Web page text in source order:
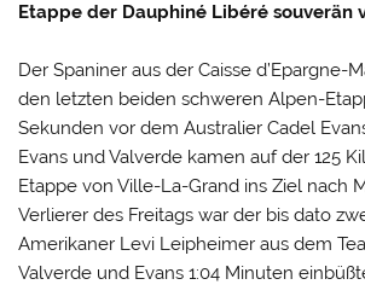
Etappe der Dauphiné Libéré souverän
Der Spaniner aus der Caisse d’Epargne-
den letzten beiden schweren Alpen-
Sekunden vor dem Australier Cadel
Evans und Valverde kamen auf der 125
Etappe von Ville-La-Grand ins Ziel nach
Verlierer des Freitags war der bis dato
Amerikaner Levi Leipheimer aus dem
Valverde und Evans 1:04 Minuten